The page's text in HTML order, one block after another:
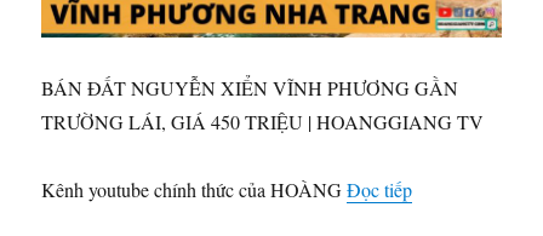
BÁN ĐẤT NGUYỄN XIỂN VĨNH PHƯƠNG GẦN
TRƯỜNG LÁI, GIÁ 450 TRIỆU | HOANGGIANG TV
Kênh youtube chính thức của HOÀNGĐọc tiếp“BÁN ĐẤT